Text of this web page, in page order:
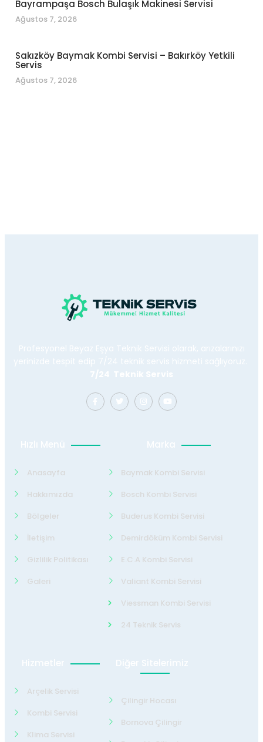
Bayrampaşa Bosch Bulaşık Makinesi Servisi
Ağustos 7, 2026
Sakızköy Baymak Kombi Servisi – Bakırköy Yetkili
Servis
Ağustos 7, 2026
Profesyonel Beyaz Eşya Teknik Servisi olarak, arızalarınızı
yerinizde tespit edip 7/24 teknik servis hizmeti sağlıyoruz.
7/24 Teknik Servis
Hızlı Menü
Anasayfa
Hakkımızda
Bölgeler
İletişim
Gizlilik Politikası
Galeri
Marka
Baymak Kombi Servisi
Bosch Kombi Servisi
Buderus Kombi Servisi
Demirdöküm Kombi Servisi
E.C.A Kombi Servisi
Valiant Kombi Servisi
Viessman Kombi Servisi
24 Teknik Servis
Hizmetler
Arçelik Servisi
Kombi Servisi
Klima Servisi
Diğer Sitelerimiz
Çilingir Hocası
Bornova Çilingir